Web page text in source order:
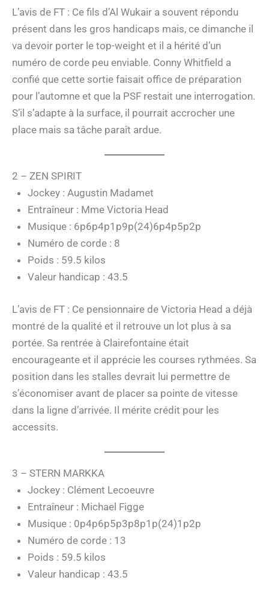
L’avis de FT : Ce fils d’Al Wukair a souvent répondu
présent dans les gros handicaps mais, ce dimanche il
va devoir porter le top-weight et il a hérité d’un
numéro de corde peu enviable. Conny Whitfield a
confié que cette sortie faisait office de préparation
pour l’automne et que la PSF restait une interrogation.
S’il s’adapte à la surface, il pourrait accrocher une
place mais sa tâche paraît ardue.
2 – ZEN SPIRIT
Jockey : Augustin Madamet
Entraîneur : Mme Victoria Head
Musique : 6p6p4p1p9p(24)6p4p5p2p
Numéro de corde : 8
Poids : 59.5 kilos
Valeur handicap : 43.5
L’avis de FT : Ce pensionnaire de Victoria Head a déjà
montré de la qualité et il retrouve un lot plus à sa
portée. Sa rentrée à Clairefontaine était
encourageante et il apprécie les courses rythmées. Sa
position dans les stalles devrait lui permettre de
s’économiser avant de placer sa pointe de vitesse
dans la ligne d’arrivée. Il mérite crédit pour les
accessits.
3 – STERN MARKKA
Jockey : Clément Lecoeuvre
Entraîneur : Michael Figge
Musique : 0p4p6p5p3p8p1p(24)1p2p
Numéro de corde : 13
Poids : 59.5 kilos
Valeur handicap : 43.5